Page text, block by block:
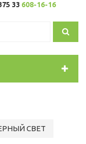
33 608-16-16
СВЕТ